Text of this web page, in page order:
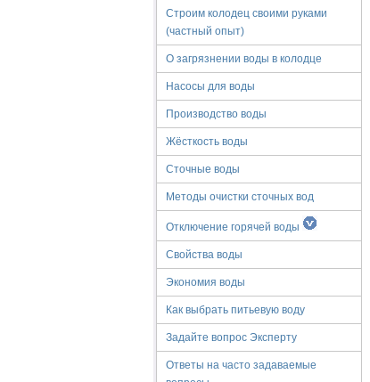
Строим колодец своими руками
(частный опыт)
О загрязнении воды в колодце
Насосы для воды
Производство воды
Жёсткость воды
Сточные воды
Методы очистки сточных вод
Отключение горячей воды
Свойства воды
Экономия воды
Как выбрать питьевую воду
Задайте вопрос Эксперту
Ответы на часто задаваемые